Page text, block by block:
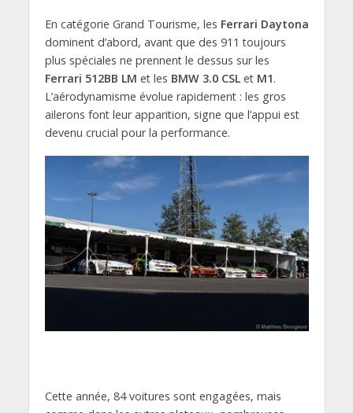
En catégorie Grand Tourisme, les Ferrari Daytona
dominent d’abord, avant que des 911 toujours
plus spéciales ne prennent le dessus sur les
Ferrari 512BB LM et les BMW 3.0 CSLet M1.
L’aérodynamisme évolue rapidement : les gros
ailerons font leur apparition, signe que l’appui est
devenu crucial pour la performance.
Cette année, 84 voitures sont engagées, mais